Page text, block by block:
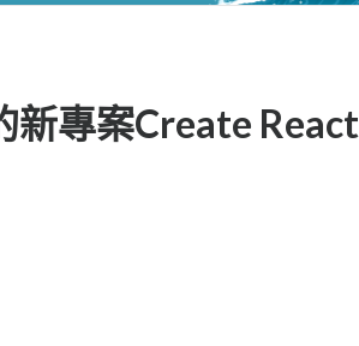
新專案Create React